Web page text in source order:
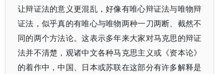
让辩证法的意义更混乱，好像有唯心辩证法与唯物辩
证法，似乎真的有唯心与唯物两种一刀两断、截然不
同的两个方法论。这表示多年来大家对马克思的辩证
法并不清楚，观诸中文各种马克思主义或《资本论》
的着作中，中国、日本或苏联在这部分有许多解释是